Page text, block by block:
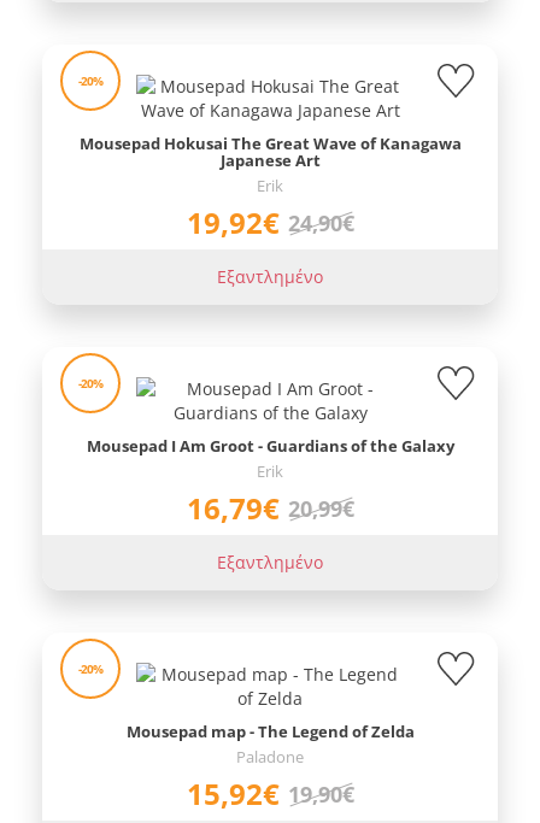
-20%
Mousepad Hokusai The Great Wave of Kanagawa
Japanese Art
Erik
19,92€ 24,90€
Εξαντλημένο
-20%
Mousepad I Am Groot - Guardians of the Galaxy
Erik
16,79€ 20,99€
Εξαντλημένο
-20%
Mousepad map - The Legend of Zelda
Paladone
15,92€ 19,90€